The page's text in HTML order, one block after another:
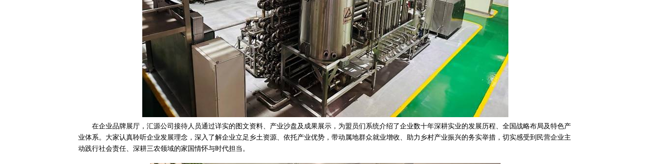
在企业品牌展厅，汇源公司接待人员通过详实的图文资料、产业沙盘及成果展示，为盟员们系统介绍了企业数十年深耕实业的发展历程、全国战略布局及特色产
业体系。大家认真聆听企业发展理念，深入了解企业立足乡土资源、依托产业优势，带动属地群众就业增收、助力乡村产业振兴的务实举措，切实感受到民营企业主
动践行社会责任、深耕三农领域的家国情怀与时代担当。